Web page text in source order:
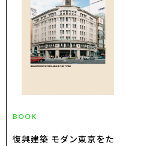
BOOK
復興建築 モダン東京をた